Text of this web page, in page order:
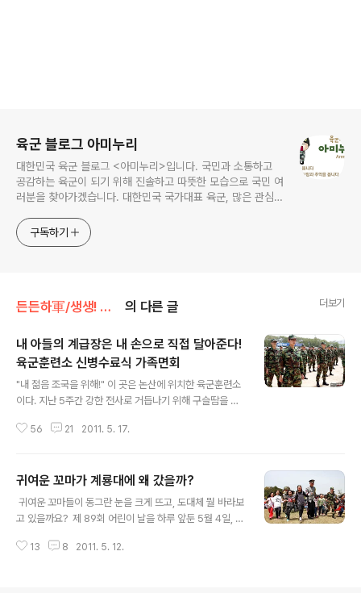
육군 블로그 아미누리
대한민국 육군 블로그 <아미누리>입니다. 국민과 소통하고
공감하는 육군이 되기 위해 진솔하고 따뜻한 모습으로 국민 여
러분을 찾아가겠습니다. 대한민국 국가대표 육군, 많은 관심과
구독하기
든든하軍/생생! 병영탐구 의 다른 글 더보기
내 아들의 계급장은 내 손으로 직접 달아준다!
육군훈련소 신병수료식 가족면회
"내 젊음 조국을 위해!" 이 곳은 논산에 위치한 육군훈련소
이다. 지난 5주간 강한 전사로 거듭나기 위해 구슬땀을 흘
로 진급하는 날이기도 하다. 입대할 때만 하여도 통제된 생
"구릿빛 피부와 탄탄한 몸매!" 5주간의 신병교육을 무사히
수료한 훈련병들은 하나같이 건강한 구릿빛 피부와 탄탄한
몸매를 자랑하며 처음 입었을 때는 어설프기 그지 없었던
이지만 나 역시 훈련병 시절이 있었다. 야식은 물론, 버튼만
56 21 2011. 5. 17.
귀여운 꼬마가 계룡대에 왜 갔을까?
귀여운 꼬마들이 동그란 눈을 크게 뜨고, 도대체 뭘 바라보
고 있을까요? 제 89회 어린이 날을 하 루 앞둔 5 월 4일, 아
찾았습니다. 야~ 군복입은 호랑이 인형이다. 너도 나도 악
13 8 2011. 5. 12.